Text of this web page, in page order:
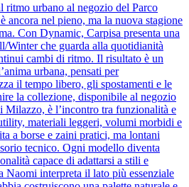
urbano al negozio del Parco
ancora nel pieno, ma la nuova stagione
Con Dynamic, Carpisa presenta una
Winter che guarda alla quotidianità
cambi di ritmo. Il risultato è un
urbana, pensati per
il tempo libero, gli spostamenti e le
la collezione, disponibile al negozio
Milazzo, è l’incontro tra funzionalità e
materiali leggeri, volumi morbidi e
a borse e zaini pratici, ma lontani
tecnico. Ogni modello diventa
capace di adattarsi a stili e
interpreta il lato più essenziale